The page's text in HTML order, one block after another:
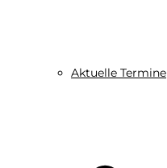
Aktuelle Termine